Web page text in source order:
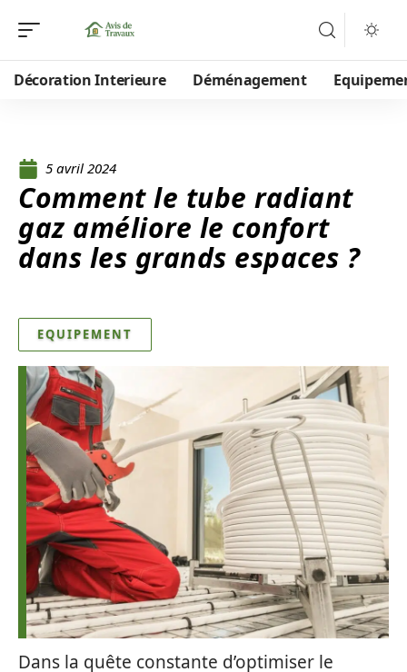
Décoration Interieure Déménagement
5 avril 2024
Comment le tube radiant
gaz améliore le confort
dans les grands espaces ?
EQUIPEMENT
Dans la quête constante d’optimiser le